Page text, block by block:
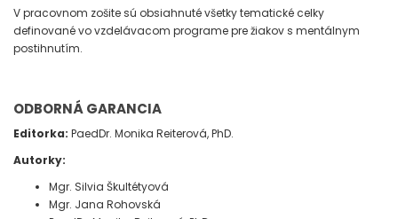
V pracovnom zošite sú obsiahnuté všetky tematické celky
definované vo vzdelávacom programe pre žiakov s mentálnym
postihnutím.
ODBORNÁ GARANCIA
Editorka: PaedDr. Monika Reiterová, PhD.
Autorky:
Mgr. Silvia Škultétyová
Mgr. Jana Rohovská